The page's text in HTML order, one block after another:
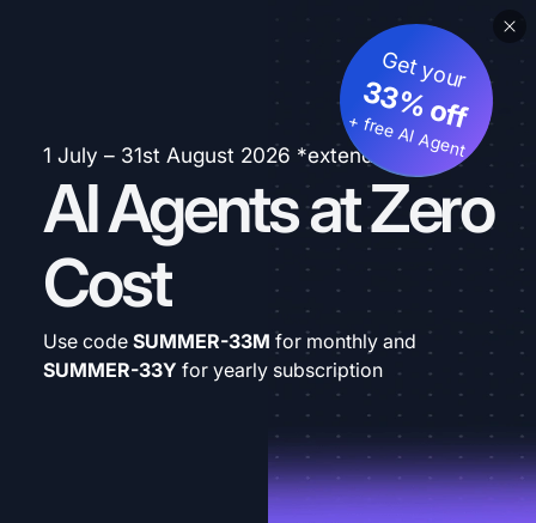
1 July – 31st August 2026 *extended
AI Agents at Zero
Cost
Get your
33% off
+ free AI Agent
Use code SUMMER-33M for monthly and
SUMMER-33Y for yearly subscription